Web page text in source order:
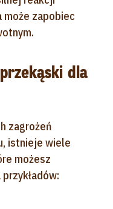
zapobiec
dla
zagrożeń
istnieje wiele
możesz